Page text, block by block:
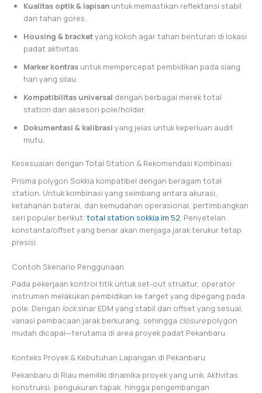
Kualitas optik & lapisan untuk memastikan reflektansi stabil
dan tahan gores.
Housing & bracketyang kokoh agar tahan benturan di lokasi
padat aktivitas.
Marker kontras untuk mempercepat pembidikan pada siang
hari yang silau.
Kompatibilitas universal dengan berbagai merek total
station dan aksesori pole/holder.
Dokumentasi & kalibrasi yang jelas untuk keperluan audit
mutu.
Kesesuaian dengan Total Station & Rekomendasi Kombinasi
Prisma polygon Sokkia kompatibel dengan beragam total
station. Untuk kombinasi yang seimbang antara akurasi,
ketahanan baterai, dan kemudahan operasional, pertimbangkan
seri populer berikut: total station sokkia im 52. Penyetelan
konstanta/offset yang benar akan menjaga jarak terukur tetap
presisi.
Contoh Skenario Penggunaan
Pada pekerjaan kontrol titik untuk set-out struktur, operator
instrumen melakukan pembidikan ke target yang dipegang pada
pole. Dengan locksinar EDM yang stabil dan offset yang sesuai,
variasi pembacaan jarak berkurang, sehingga closurepolygon
mudah dicapai—terutama di area proyek padat Pekanbaru.
Konteks Proyek & Kebutuhan Lapangan di Pekanbaru
Pekanbaru di Riau memiliki dinamika proyek yang unik. Aktivitas
konstruksi, pengukuran tapak, hingga pengembangan